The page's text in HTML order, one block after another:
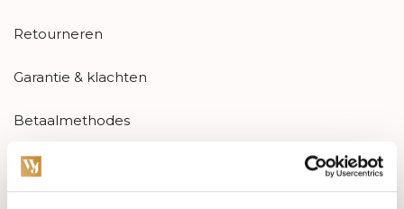
Retourneren
Garantie & klachten
Betaalmethodes
Sitemap